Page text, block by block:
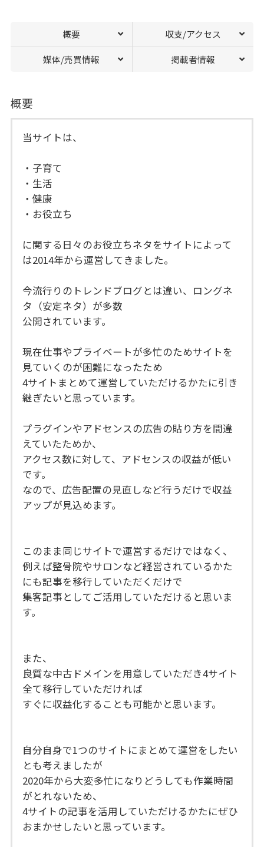
概要 収支/アクセス
媒体/売買情報 掲載者情報
概要
当サイトは、
・子育て
・生活
・健康
・お役立ち
に関する日々のお役立ちネタをサイトによって
は2014年から運営してきました。
今流行りのトレンドブログとは違い、ロングネ
タ（安定ネタ）が多数
公開されています。
現在仕事やプライベートが多忙のためサイトを
見ていくのが困難になったため
4サイトまとめて運営していただけるかたに引き
継ぎたいと思っています。
プラグインやアドセンスの広告の貼り方を間違
えていたためか、
アクセス数に対して、アドセンスの収益が低い
です。
なので、広告配置の見直しなど行うだけで収益
アップが見込めます。
このまま同じサイトで運営するだけではなく、
例えば整骨院やサロンなど経営されているかた
にも記事を移行していただくだけで
集客記事としてご活用していただけると思いま
す。
また、
良質な中古ドメインを用意していただき4サイト
全て移行していただければ
すぐに収益化することも可能かと思います。
自分自身で1つのサイトにまとめて運営をしたい
とも考えましたが
2020年から大変多忙になりどうしても作業時間
がとれないため、
4サイトの記事を活用していただけるかたにぜひ
おまかせしたいと思っています。